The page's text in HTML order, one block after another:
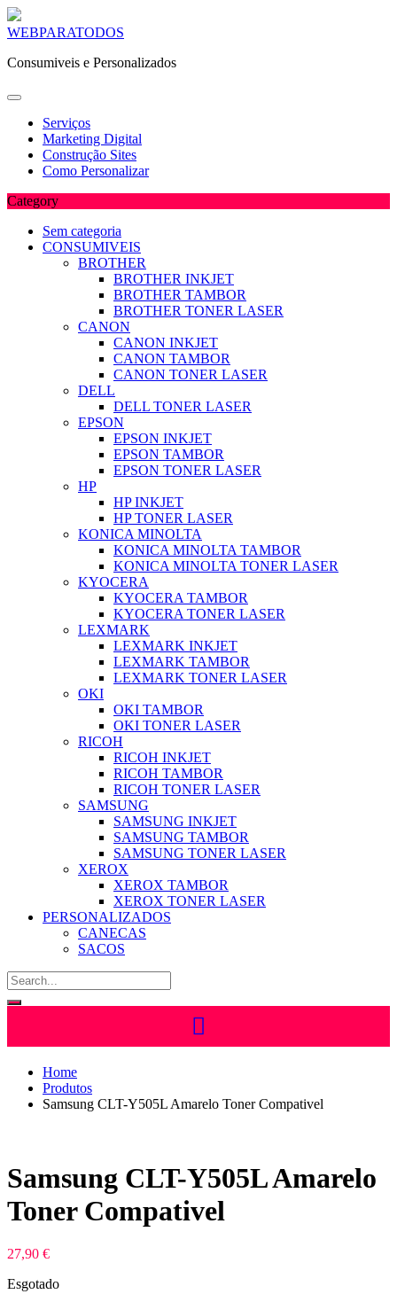
Skip
content
WEBPARATODOS
Consumiveis e Personalizados
Serviços
Marketing Digital
Construção Sites
Como Personalizar
Category
Sem categoria
CONSUMIVEIS
BROTHER
BROTHER INKJET
BROTHER TAMBOR
BROTHER TONER LASER
CANON
CANON INKJET
CANON TAMBOR
CANON TONER LASER
DELL
DELL TONER LASER
EPSON
EPSON INKJET
EPSON TAMBOR
EPSON TONER LASER
HP
HP INKJET
HP TONER LASER
KONICA MINOLTA
KONICA MINOLTA TAMBOR
KONICA MINOLTA TONER LASER
KYOCERA
KYOCERA TAMBOR
KYOCERA TONER LASER
LEXMARK
LEXMARK INKJET
LEXMARK TAMBOR
LEXMARK TONER LASER
OKI
OKI TAMBOR
OKI TONER LASER
RICOH
RICOH INKJET
RICOH TAMBOR
RICOH TONER LASER
SAMSUNG
SAMSUNG INKJET
SAMSUNG TAMBOR
SAMSUNG TONER LASER
XEROX
XEROX TAMBOR
XEROX TONER LASER
PERSONALIZADOS
CANECAS
SACOS
Home
Produtos
Samsung CLT-Y505L Amarelo Toner Compativel
Samsung CLT-Y505L Amarelo
Toner Compativel
27,90 €
Esgotado